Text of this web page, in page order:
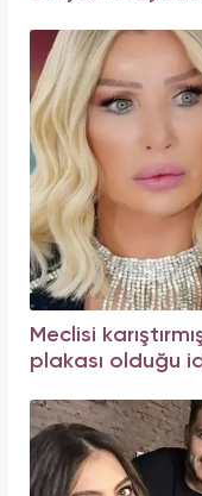
Meclisi
plakası olduğu